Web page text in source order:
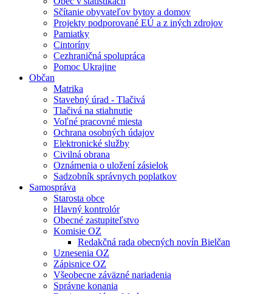
Sčítanie obyvateľov bytov a domov
Projekty podporované EÚ a z iných zdrojov
Pamiatky
Cintoríny
Cezhraničná spolupráca
Pomoc Ukrajine
Občan
Matrika
Stavebný úrad - Tlačivá
Tlačivá na stiahnutie
Voľné pracovné miesta
Ochrana osobných údajov
Elektronické služby
Civilná obrana
Oznámenia o uložení zásielok
Sadzobník správnych poplatkov
Samospráva
Starosta obce
Hlavný kontrolór
Obecné zastupiteľstvo
Komisie OZ
Redakčná rada obecných novín Bielčan
Uznesenia OZ
Zápisnice OZ
Všeobecne záväzné nariadenia
Správne konania